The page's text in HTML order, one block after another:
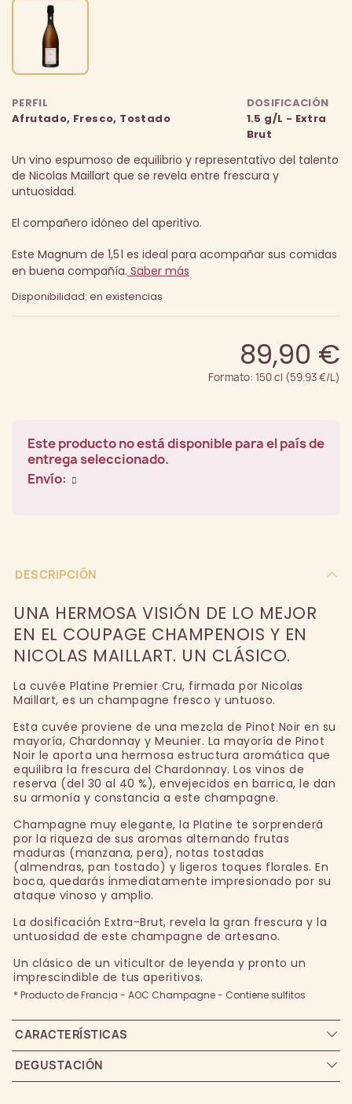
PERFIL
Afrutado, Fresco, Tostado
DOSIFICACIÓN
1.5 g/L - Extra
Brut
Un vino espumoso de equilibrio y representativo del talento
de Nicolas Maillart que se revela entre frescura y
untuosidad.
El compañero idóneo del aperitivo.
Este Magnum de 1,5 l es ideal para acompañar sus comidas
en buena compañía. Saber más
Disponibilidad: en existencias
89,90 €
Formato: 150 cl (59.93 €/L)
Este producto no está disponible para el país de
entrega seleccionado.
Envío:
DESCRIPCIÓN
UNA HERMOSA VISIÓN DE LO MEJOR
EN EL COUPAGE CHAMPENOIS Y EN
NICOLAS MAILLART. UN CLÁSICO.
La cuvée Platine Premier Cru, firmada por Nicolas
Maillart, es un champagne fresco y untuoso.
Esta cuvée proviene de una mezcla de Pinot Noir en su
mayoría, Chardonnay y Meunier. La mayoría de Pinot
Noir le aporta una hermosa estructura aromática que
equilibra la frescura del Chardonnay. Los vinos de
reserva (del 30 al 40 %), envejecidos en barrica, le dan
su armonía y constancia a este champagne.
Champagne muy elegante, la Platine te sorprenderá
por la riqueza de sus aromas alternando frutas
maduras (manzana, pera), notas tostadas
(almendras, pan tostado) y ligeros toques florales. En
boca, quedarás inmediatamente impresionado por su
ataque vinoso y amplio.
La dosificación Extra-Brut, revela la gran frescura y la
untuosidad de este champagne de artesano.
Un clásico de un viticultor de leyenda y pronto un
imprescindible de tus aperitivos.
* Producto de Francia - AOC Champagne - Contiene sulfitos
CARACTERÍSTICAS
DEGUSTACIÓN